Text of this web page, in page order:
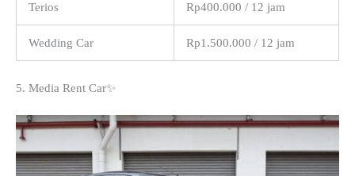
Terios Rp400.000 / 12 jam
Wedding Car Rp1.500.000 / 12 jam
5. Media Rent Car✨